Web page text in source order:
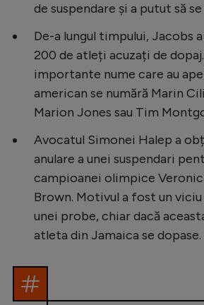
de suspendare și a putut să
De-a lungul timpului, Jacobs
200 de atleți acuzați de
importante nume care au
american se numără Marin
Marion Jones sau Tim
Avocatul Simonei Halep a
anulare a unei suspendari
campioanei olimpice
Brown. Motivul a fost un
unei probe, chiar dacă
atleta din Jamaica se dopase.